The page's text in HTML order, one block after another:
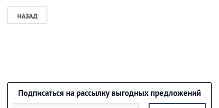
НАЗАД
Подписаться на рассылку выгодных предложений